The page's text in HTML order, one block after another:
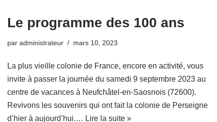
Le programme des 100 ans
par administrateur mars 10, 2023
La plus vieille colonie de France, encore en activité, vous
invite à passer la journée du samedi 9 septembre 2023 au
centre de vacances à Neufchâtel-en-Saosnois (72600).
Revivons les souvenirs qui ont fait la colonie de Perseigne
d’hier à aujourd’hui.… Lire la suite »